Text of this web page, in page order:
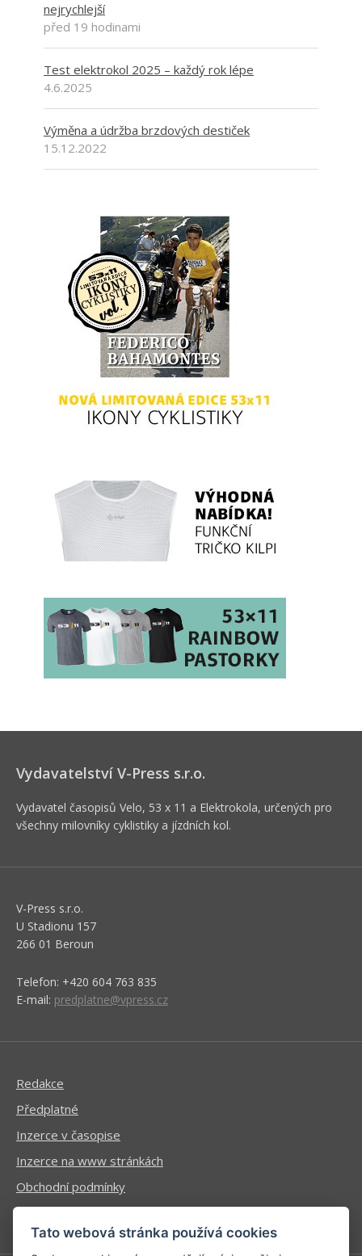
nejrychlejší
před 19 hodinami
Test elektrokol 2025 – každý rok lépe
4.6.2025
Výměna a údržba brzdových destiček
15.12.2022
Vydavatelství V-Press s.r.o.
Vydavatel časopisů Velo, 53 x 11 a Elektrokola, určených pro
všechny milovníky cyklistiky a jízdních kol.
V-Press s.r.o.
U Stadionu 157
266 01 Beroun
Telefon: +420 604 763 835
E-mail: predplatne@vpress.cz
Redakce
Předplatné
Inzerce v časopise
Inzerce na www stránkách
Obchodní podmínky
Ochrana osobních údajů
Tato webová stránka používá cookies